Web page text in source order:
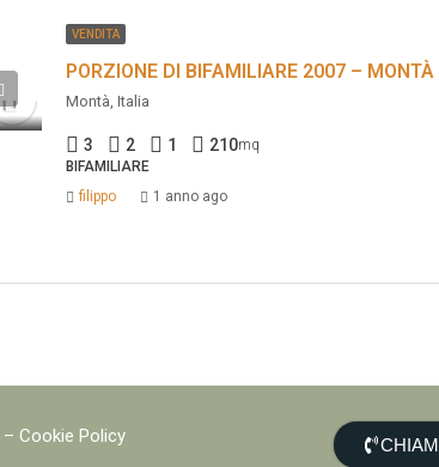
VENDITA
PORZIONE DI BIFAMILIARE 2007 – MONTÀ
Montà, Italia
3 2 1 210mq
BIFAMILIARE
filippo 1 anno ago
– Cookie Policy